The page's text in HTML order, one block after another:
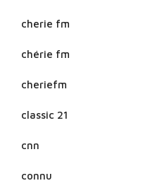
cherie fm
chérie fm
cheriefm
classic 21
cnn
connu